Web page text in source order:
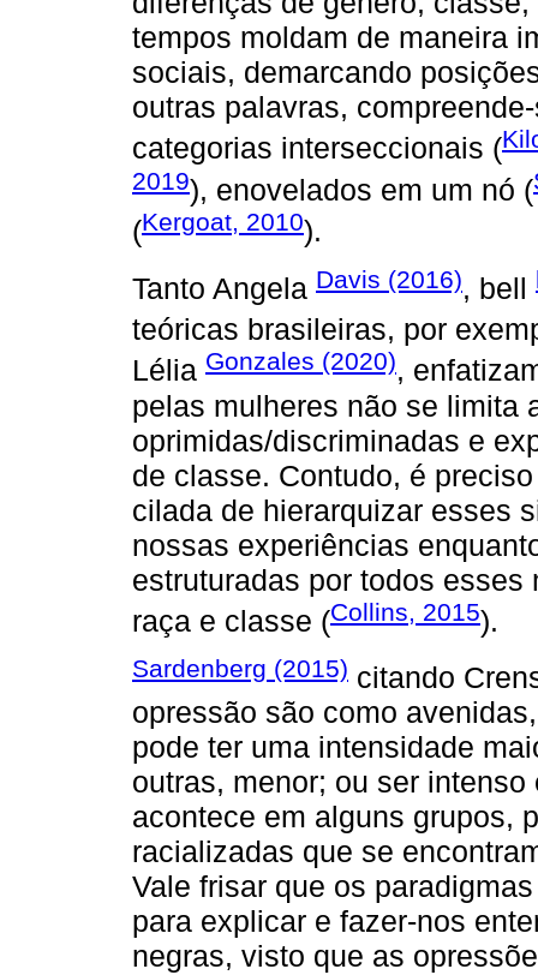
tempos moldam de maneira
sociais, demarcando
outras palavras,
categorias interseccionais (
2019), enovelados em um nó (
(Kergoat, 2010).
Tanto Angela Davis (2016), bell
teóricas brasileiras, por
Lélia Gonzales (2020),
pelas mulheres não se limita
oprimidas/discriminadas e
de classe. Contudo, é
cilada de hierarquizar esses
nossas experiências
estruturadas por todos
raça e classe (Collins, 2015).
Sardenberg (2015) citando
opressão são como
pode ter uma intensidade
outras, menor; ou ser
acontece em alguns grupos,
racializadas que se
Vale frisar que os
para explicar e fazer-nos
negras, visto que as